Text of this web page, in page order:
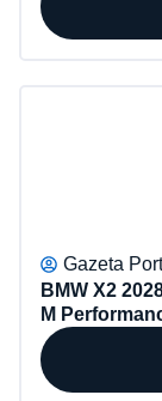
Gazeta
BMW X2
M